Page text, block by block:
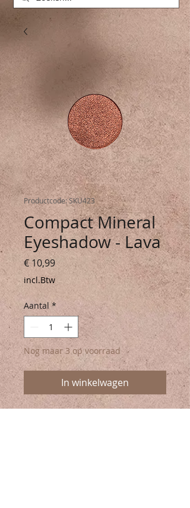
Productcode: SKU423
Compact Mineral
Eyeshadow - Lava
€ 10,99Prijs
incl.Btw
Aantal *
Nog maar 3 op voorraad
In winkelwagen